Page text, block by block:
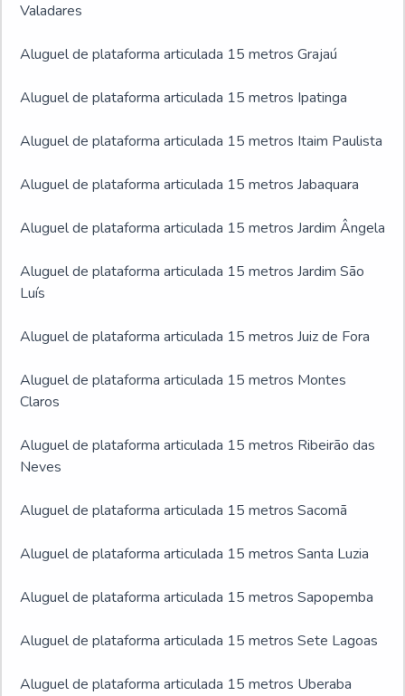
Valadares
Aluguel de plataforma articulada 15 metros Grajaú
Aluguel de plataforma articulada 15 metros Ipatinga
Aluguel de plataforma articulada 15 metros Itaim Paulista
Aluguel de plataforma articulada 15 metros Jabaquara
Aluguel de plataforma articulada 15 metros Jardim Ângela
Aluguel de plataforma articulada 15 metros Jardim São
Luís
Aluguel de plataforma articulada 15 metros Juiz de Fora
Aluguel de plataforma articulada 15 metros Montes
Claros
Aluguel de plataforma articulada 15 metros Ribeirão das
Neves
Aluguel de plataforma articulada 15 metros Sacomã
Aluguel de plataforma articulada 15 metros Santa Luzia
Aluguel de plataforma articulada 15 metros Sapopemba
Aluguel de plataforma articulada 15 metros Sete Lagoas
Aluguel de plataforma articulada 15 metros Uberaba